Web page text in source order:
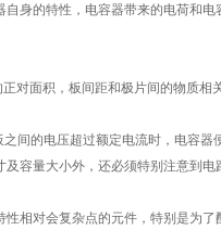
的特性，电容器带来的电荷和电
面积，板间距和极片间的物质相
的电压超过额定电流时，电容器
量大小外，还必须特别注意到电
对会复杂点的元件，特别是为了